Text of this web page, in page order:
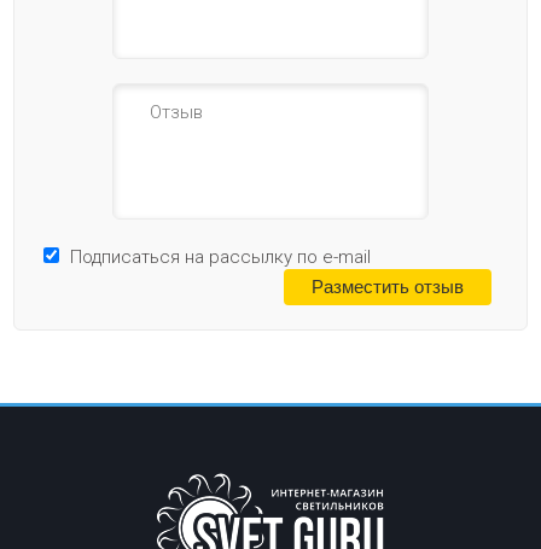
Подписаться на рассылку по e-mail